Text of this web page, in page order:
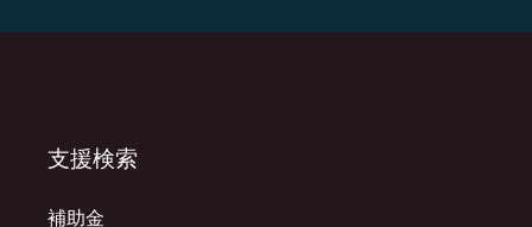
支援検索
補助金